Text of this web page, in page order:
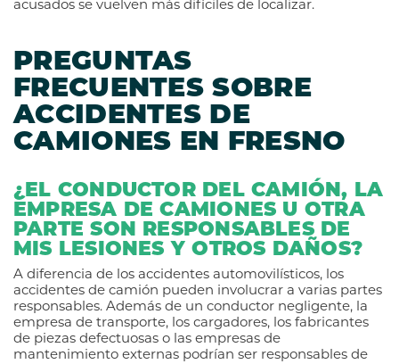
acusados se vuelven más difíciles de localizar.
PREGUNTAS
FRECUENTES SOBRE
ACCIDENTES DE
CAMIONES EN FRESNO
¿EL CONDUCTOR DEL CAMIÓN, LA
EMPRESA DE CAMIONES U OTRA
PARTE SON RESPONSABLES DE
MIS LESIONES Y OTROS DAÑOS?
A diferencia de los accidentes automovilísticos, los
accidentes de camión pueden involucrar a varias partes
responsables. Además de un conductor negligente, la
empresa de transporte, los cargadores, los fabricantes
de piezas defectuosas o las empresas de
mantenimiento externas podrían ser responsables de